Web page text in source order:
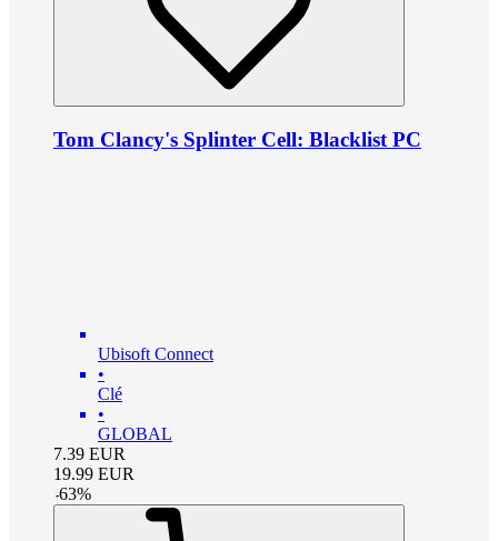
Tom Clancy's Splinter Cell: Blacklist PC
Ubisoft Connect
•
Clé
•
GLOBAL
7.39 EUR
19.99 EUR
-63%